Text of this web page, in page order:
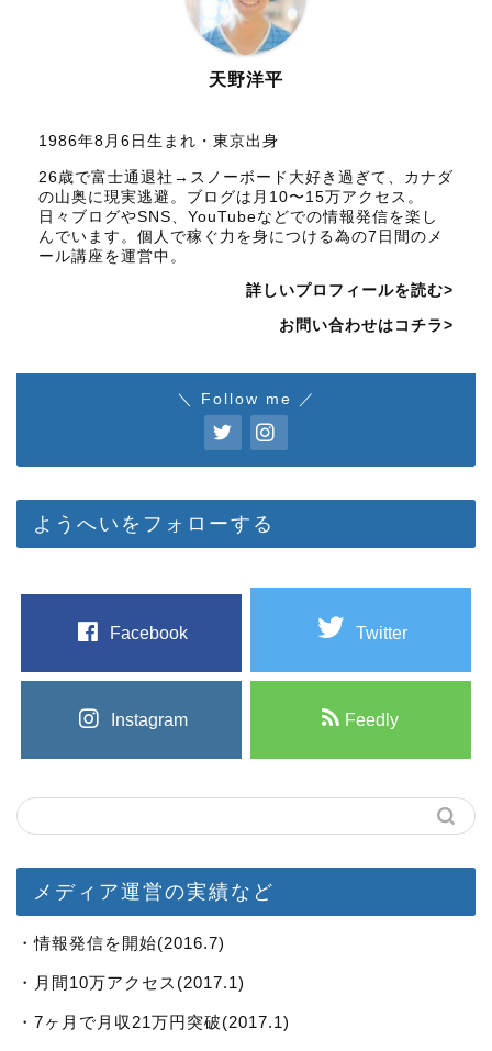
天野洋平
1986年8月6日生まれ・東京出身
26歳で富士通退社→スノーボード大好き過ぎて、カナダ
の山奥に現実逃避。ブログは月10〜15万アクセス。
日々ブログやSNS、YouTubeなどでの情報発信を楽し
んでいます。個人で稼ぐ力を身につける為の7日間のメ
ール講座を運営中。
詳しいプロフィールを読む>
お問い合わせはコチラ>
＼ Follow me ／
ようへいをフォローする
Facebook Twitter
Instagram Feedly
メディア運営の実績など
・情報発信を開始(2016.7)
・月間10万アクセス(2017.1)
・7ヶ月で月収21万円突破(2017.1)